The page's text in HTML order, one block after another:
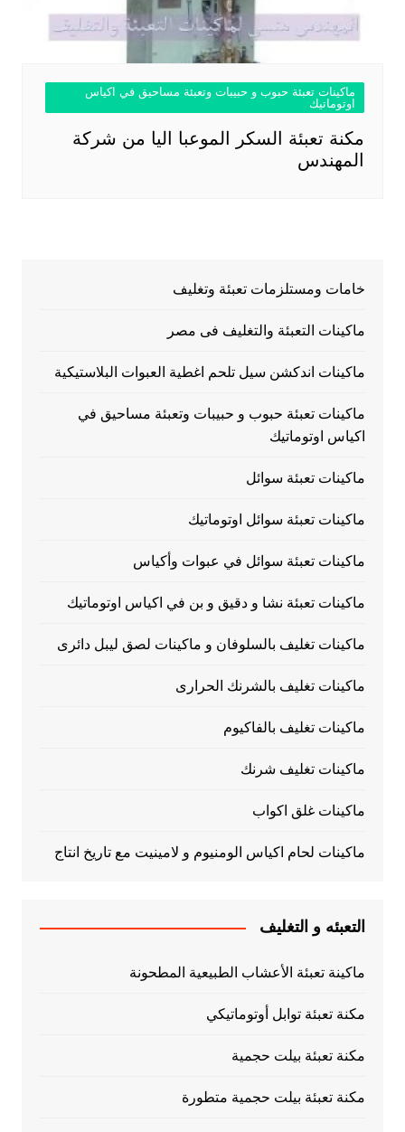
ماكينات تعبئة حبوب و حبيبات وتعبئة مساحيق في اكياس
اوتوماتيك
مكنة تعبئة السكر الموعبا اليا من شركة
المهندس
خامات ومستلزمات تعبئة وتغليف
ماكينات التعبئة والتغليف فى مصر
ماكينات اندكشن سيل تلحم اغطية العبوات البلاستيكية
ماكينات تعبئة حبوب و حبيبات وتعبئة مساحيق في
اكياس اوتوماتيك
ماكينات تعبئة سوائل
ماكينات تعبئة سوائل اوتوماتيك
ماكينات تعبئة سوائل في عبوات وأكياس
ماكينات تعبئة نشا و دقيق و بن في اكياس اوتوماتيك
ماكينات تغليف بالسلوفان و ماكينات لصق ليبل دائرى
ماكينات تغليف بالشرنك الحرارى
ماكينات تغليف بالفاكيوم
ماكينات تغليف شرنك
ماكينات غلق اكواب
ماكينات لحام اكياس الومنيوم و لامينيت مع تاريخ انتاج
التعبئه و التغليف
ماكينة تعبئة الأعشاب الطبيعية المطحونة
مكنة تعبئة توابل أوتوماتيكي
مكنة تعبئة بيلت حجمية
مكنة تعبئة بيلت حجمية متطورة